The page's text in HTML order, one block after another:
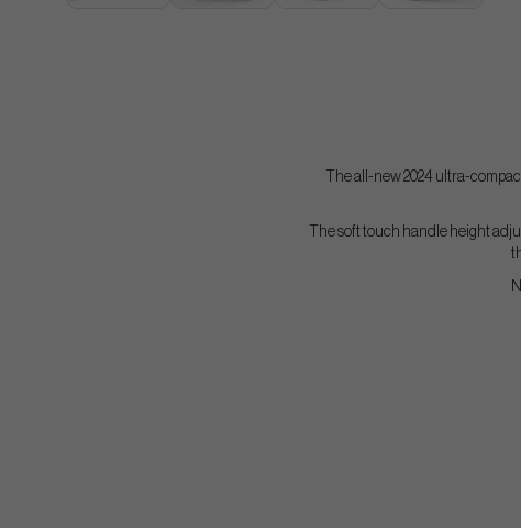
The all-new 2024 ultra-
The soft touch handle height